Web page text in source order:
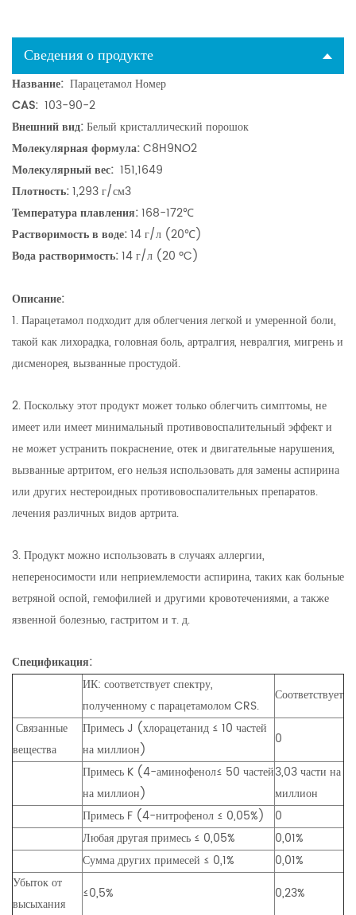
Сведения о продукте
Название: Парацетамол Номер
CAS: 103-90-2
Внешний вид:Белый кристаллический порошок
Молекулярная формула:C8H9NO2
Молекулярный вес: 151,1649
Плотность:1,293 г/см3
Температура плавления:168-172℃
Растворимость в воде:14 г/л (20℃)
Вода растворимость:14 г/л (20 ºC)
Описание:
1. Парацетамол подходит для облегчения легкой и умеренной боли,
такой как лихорадка, головная боль, артралгия, невралгия, мигрень и
дисменорея, вызванные простудой.
2. Поскольку этот продукт может только облегчить симптомы, не
имеет или имеет минимальный противовоспалительный эффект и
не может устранить покраснение, отек и двигательные нарушения,
вызванные артритом, его нельзя использовать для замены аспирина
или других нестероидных противовоспалительных препаратов.
лечения различных видов артрита.
3. Продукт можно использовать в случаях аллергии,
непереносимости или неприемлемости аспирина, таких как больные
ветряной оспой, гемофилией и другими кровотечениями, а также
язвенной болезнью, гастритом и т. д.
Спецификация:
ИК: соответствует спектру,
полученному с парацетамолом CRS.
Соответствует
Связанные
вещества
Примесь J (хлорацетанид ≤ 10 частей
на миллион)
0
Примесь K (4-аминофенол≤ 50 частей
на миллион)
3,03 части на
миллион
Примесь F (4-нитрофенол ≤ 0,05%)
0
Любая другая примесь ≤ 0,05%
0,01%
Сумма других примесей ≤ 0,1%
0,01%
Убыток от
высыхания
≤0,5%
0,23%